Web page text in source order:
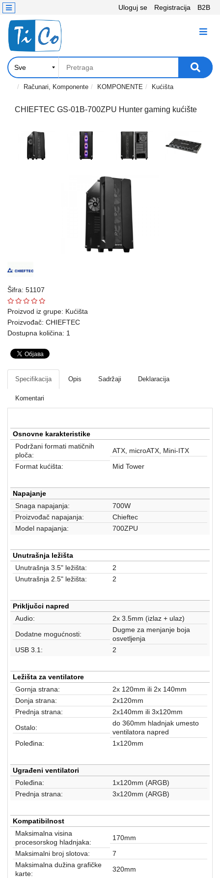
Uloguj se Registracija B2B
KATEGORIJE
Računari,
Komponente
Laptop
tablet
projektori
Telefoni
oprema
Mrežna
Fotoaparati
kamere
Kućni
aparati
Software
kategorije
Kontakt
Računari, Komponente KOMPONENTE Kućišta
CHIEFTEC GS-01B-700ZPU Hunter gaming kućište
Šifra: 51107
Proizvod iz grupe: Kućišta
Proizvođač: CHIEFTEC
Dostupna količina: 1
Specifikacija Opis Sadržaji Deklaracija
Komentari
Osnovne karakteristike
Podržani formati matičnih
ploča:
ATX, microATX, Mini-ITX
Format kućišta:
Mid Tower
Napajanje
Snaga napajanja:
700W
Proizvođač napajanja:
Chieftec
Model napajanja:
700ZPU
Unutrašnja ležišta
Unutrašnja 3.5" ležišta:
2
Unutrašnja 2.5" ležišta:
2
Priključci napred
Audio:
2x 3.5mm (izlaz + ulaz)
Dodatne mogućnosti:
Dugme za menjanje boja
osvetljenja
USB 3.1:
2
Ležišta za ventilatore
Gornja strana:
2x 120mm ili 2x 140mm
Donja strana:
2x120mm
Prednja strana:
2x140mm ili 3x120mm
Ostalo:
do 360mm hladnjak umesto
ventilatora napred
Poleđina:
1x120mm
Ugrađeni ventilatori
Poleđina:
1x120mm (ARGB)
Prednja strana:
3x120mm (ARGB)
Kompatibilnost
Maksimalna visina
procesorskog hladnjaka:
170mm
Maksimalni broj slotova:
7
Maksimalna dužina grafičke
karte:
320mm